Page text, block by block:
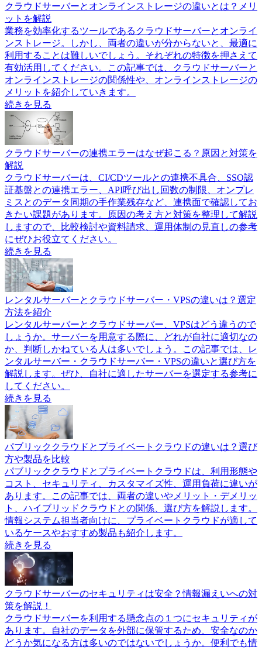
クラウドサーバーとオンラインストレージの違いとは？メリ
ットを解説
業務を効率化するツールであるクラウドサーバーとオンライ
ンストレージ。しかし、両者の違いが分からないと、最適に
利用することは難しいでしょう。それぞれの特徴を押さえて
有効活用してください。この記事では、クラウドサーバーと
オンラインストレージの関係性や、オンラインストレージの
メリットを紹介していきます。
続きを見る
クラウドサーバーの連携エラーはなぜ起こる？原因と対策を
解説
クラウドサーバーは、CI/CDツールとの連携不具合、SSO認
証基盤との連携エラー、API呼び出し回数の制限、オンプレ
ミスとのデータ同期の手作業残存など、連携面で確認してお
きたい課題があります。原因の考え方と対策を整理して解説
しますので、比較検討や資料請求、運用体制の見直しの参考
にぜひお役立てください。
続きを見る
レンタルサーバーとクラウドサーバー・VPSの違いは？選定
方法を紹介
レンタルサーバーとクラウドサーバー、VPSはどう違うので
しょうか。サーバーを用意する際に、どれが自社に適切なの
か、判断しかねている人は多いでしょう。この記事では、レ
ンタルサーバー・クラウドサーバー・VPSの違いと選び方を
解説します。ぜひ、自社に適したサーバーを選定する参考に
してください。
続きを見る
パブリッククラウドとプライベートクラウドの違いは？選び
方や製品を比較
パブリッククラウドとプライベートクラウドは、利用形態や
コスト、セキュリティ、カスタマイズ性、運用負荷に違いが
あります。この記事では、両者の違いやメリット・デメリッ
ト、ハイブリッドクラウドとの関係、選び方を解説します。
情報システム担当者向けに、プライベートクラウドが適して
いるケースやおすすめ製品も紹介します。
続きを見る
クラウドサーバーのセキュリティは安全？情報漏えいへの対
策を解説！
クラウドサーバーを利用する懸念点の１つにセキュリティが
あります。自社のデータを外部に保管するため、安全なのか
どうか気になる方は多いのではないでしょうか。便利でも情